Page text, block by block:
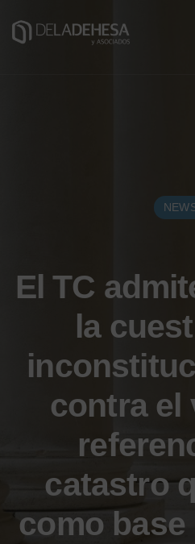
El TC
la
contra el
catastro
como